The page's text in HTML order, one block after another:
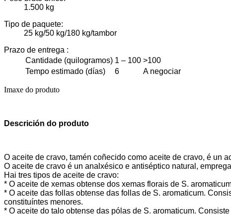
1.500 kg
Tipo de paquete:
25 kg/50 kg/180 kg/tambor
Prazo de entrega :
Cantidade (quilogramos) 1 – 100 >100
Tempo estimado (días)
6 A negociar
Imaxe do produto
Descrición do produto
O aceite de cravo, tamén coñecido como aceite de cravo, é un
O aceite de cravo é un analxésico e antiséptico natural,
Hai tres tipos de aceite de cravo:
* O aceite de xemas obtense dos xemas florais de S.
* O aceite das follas obtense das follas de S. aromaticum.
constituíntes menores.
* O aceite do talo obtense das pólas de S. aromaticum.